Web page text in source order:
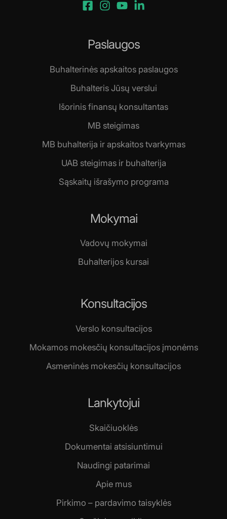
Paslaugos
Buhalterinės apskaitos paslaugos
Buhalteris Jūsų verslui
Išorinis finansų konsultantas
MB steigimas
MB buhalterija ir apskaitos tvarkymas
UAB steigimas ir buhalterija
Sąskaitų išrašymo programa
Mokymai
Vadovų mokymai
Buhalterijos kursai
Konsultacijos
Verslo konsultacijos
Mokamos mokesčių konsultacijos įmonėms
Asmeninės mokesčių konsultacijos
Lankytojui
Skaičiuoklės
Dokumentai atsisiuntimui
Naudingi patarimai
Apie mus
Pirkimo – pardavimo taisyklės